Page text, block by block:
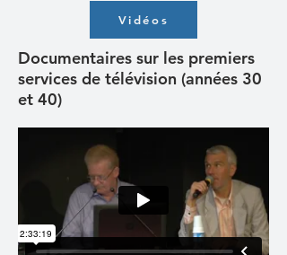
Vidéos
Documentaires sur les premiers
services de télévision (années 30
et 40)